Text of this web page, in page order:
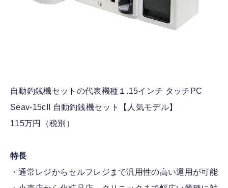
自動釣銭機セットの代表機種１.15インチ タッチPC
Seav-15cII 自動釣銭機セット【人気モデル】
115万円（税別）
特長
・通常レジからセルフレジまで汎用性の高い運用が可能